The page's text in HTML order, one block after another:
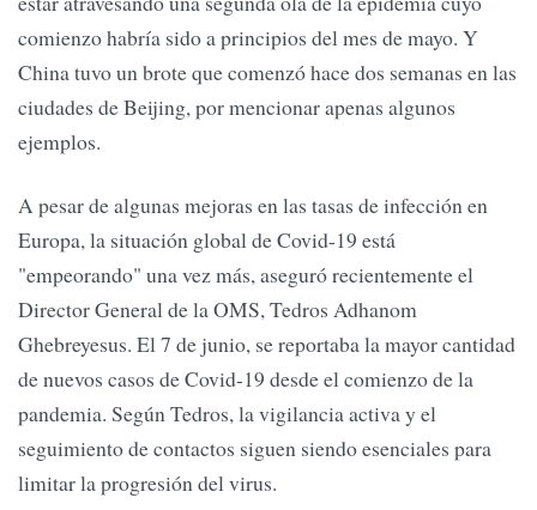
comienzo habría sido a principios del mes de mayo. Y
China tuvo un brote que comenzó hace dos semanas en las
ciudades de Beijing, por mencionar apenas algunos
ejemplos.
A pesar de algunas mejoras en las tasas de infección en
Europa, la situación global de Covid-19 está
"empeorando" una vez más, aseguró recientemente el
Director General de la OMS, Tedros Adhanom
Ghebreyesus. El 7 de junio, se reportaba la mayor cantidad
de nuevos casos de Covid-19 desde el comienzo de la
pandemia. Según Tedros, la vigilancia activa y el
seguimiento de contactos siguen siendo esenciales para
limitar la progresión del virus.